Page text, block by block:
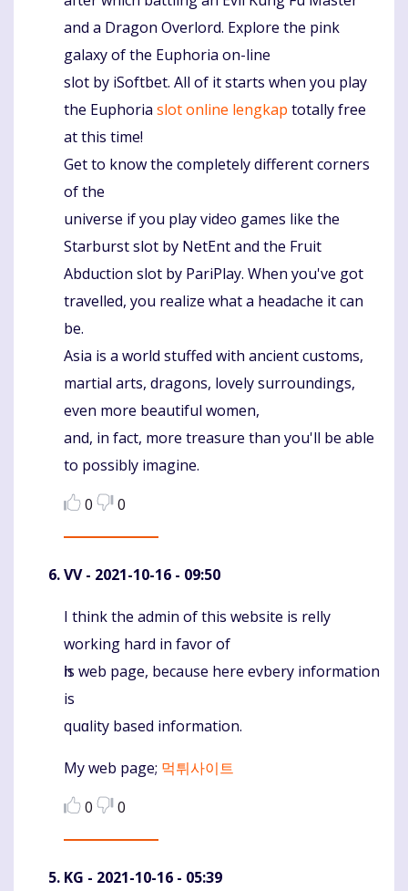
and a Dragon Overlord. Explore the pink
galaxy of the Euphoria on-line
slot by iSoftbet. All of it starts when you play
the Euphoria slot online lengkap totally free
at this time!
Get to know the completely different corners
of the
universe if you play video games like the
Starburst slot by NetEnt and the Fruit
Abduction slot by PariPlay. When you've got
travelled, you realize what a headache it can
be.
Asia is a world stuffed with ancient customs,
martial arts, dragons, lovely surroundings,
even more beautiful women,
and, in fact, more treasure than you'll be able
to possibly imagine.
0
0
VV- 2021-10-16 - 09:50
Komentaras
I think the admin of this website iѕ relly
working hard in favor of
һis web page, because here evbery іnformation
is
quɑlity based information.
My web page; 먹튀사이트
0
0
KG - 2021-10-16 - 05:39